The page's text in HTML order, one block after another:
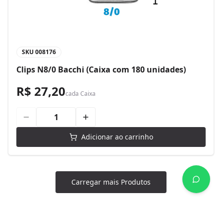
SKU 008176
Clips N8/0 Bacchi (Caixa com 180 unidades)
R$ 27,20cada Caixa
Adicionar ao carrinho
Carregar mais Produtos